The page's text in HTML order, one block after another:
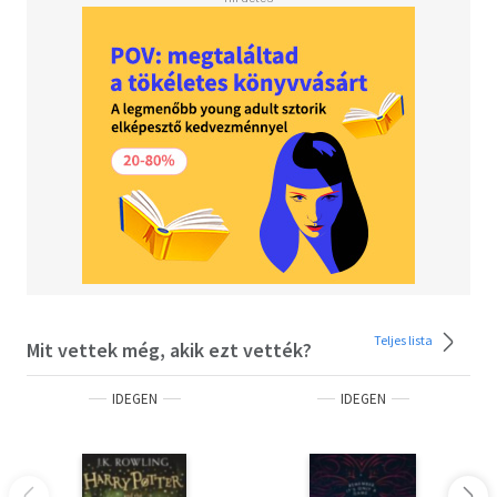
superhero fans, comic book creators, and anyone who has
Mit vettek még, akik ezt vették? Teljes lista
IDEGEN IDEGEN